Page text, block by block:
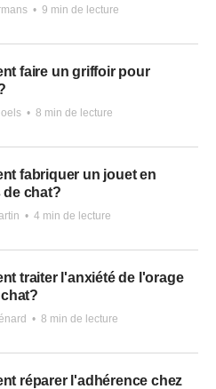
• 9 min de lecture
faire un griffoir pour
• 8 min de lecture
fabriquer un jouet en
de chat?
• 4 min de lecture
traiter l'anxiété de l'orage
• 8 min de lecture
réparer l'adhérence chez